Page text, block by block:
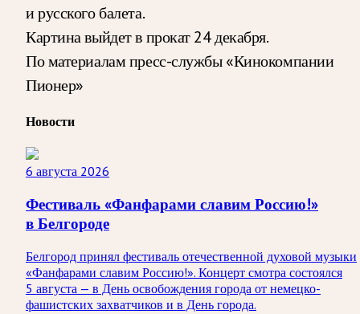
и русского балета.
Картина выйдет в прокат 24 декабря.
По материалам пресс-службы «Кинокомпании
Пионер»
Новости
6 августа 2026
Фестиваль «Фанфарами славим Россию!»
в Белгороде
Белгород принял фестиваль отечественной духовой музыки
«Фанфарами славим Россию!». Концерт смотра состоялся
5 августа — в День освобождения города от немецко-
фашистских захватчиков и в День города.